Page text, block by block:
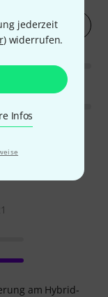
jederzeit
) widerrufen.
Infos
Jetzt bewerten
am Hybrid-